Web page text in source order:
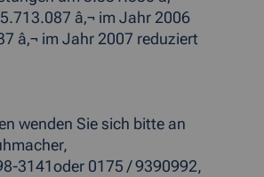
â‚¬ im Jahr 2006
â‚¬ im Jahr 2007 reduziert
wenden Sie sich bitte an
3141oder 0175 / 9390992,